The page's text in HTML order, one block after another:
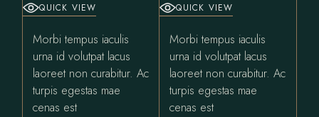
QUICK VIEW
Morbi tempus iaculis
urna id volutpat lacus
laoreet non curabitur. Ac
turpis egestas mae
cenas est
QUICK VIEW
Morbi tempus iaculis
urna id volutpat lacus
laoreet non curabitur. Ac
turpis egestas mae
cenas est